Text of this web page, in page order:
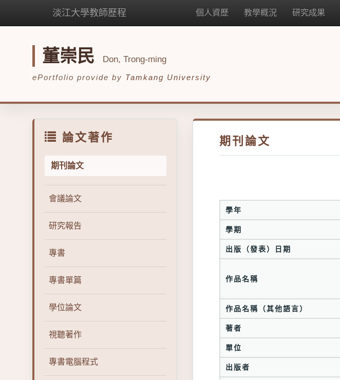
淡江大學教師歷程 個人資歷 教學概況 研究成果
董崇民 Don, Trong-ming
ePortfolio provide by Tamkang University
論文著作
期刊論文
會議論文
研究報告
專書
專書單篇
學位論文
視聽著作
專書電腦程式
期刊論文
學年
學期
出版（發表）日期
作品名稱
作品名稱（其他語言）
著者
單位
出版者